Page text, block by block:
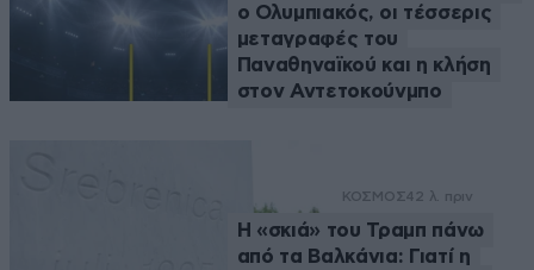
ο Ολυμπιακός, οι τέσσερις
μεταγραφές του
Παναθηναϊκού και η κλήση
στον Αντετοκούνμπο
ΚΟΣΜΟΣ42 λ. πριν
Η «σκιά» του Τραμπ πάνω
από τα Βαλκάνια: Γιατί η